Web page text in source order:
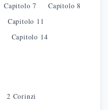
Capitolo7 Capitolo8
Capitolo 11
Capitolo 14
2 Corinzi